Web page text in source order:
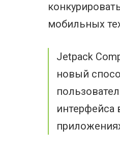
мобильных
Jetpack
новый
интерфейса